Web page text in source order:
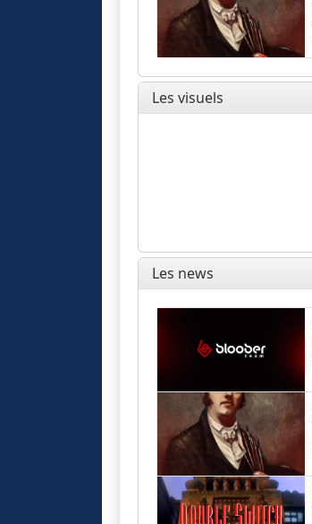
Les visuels
Les news